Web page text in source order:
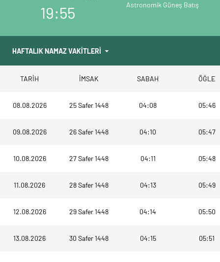
19:55 Astronomik Güneş Batış
TARİH İMSAK SABAH ÖĞLE
08.08.2026 25 Safer 1448 04:08 05:46
09.08.2026 26 Safer 1448 04:10 05:47
10.08.2026 27 Safer 1448 04:11 05:48
11.08.2026 28 Safer 1448 04:13 05:49
12.08.2026 29 Safer 1448 04:14 05:50
13.08.2026 30 Safer 1448 04:15 05:51